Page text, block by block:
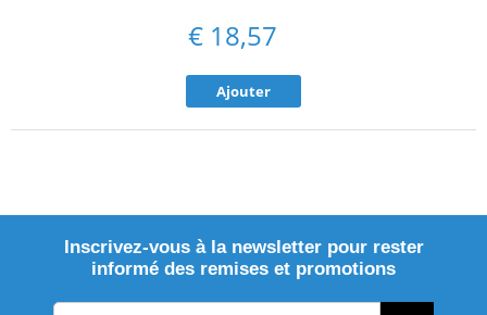
€ 18,57
Ajouter
Inscrivez-vous à la newsletter pour rester
informé des remises et promotions